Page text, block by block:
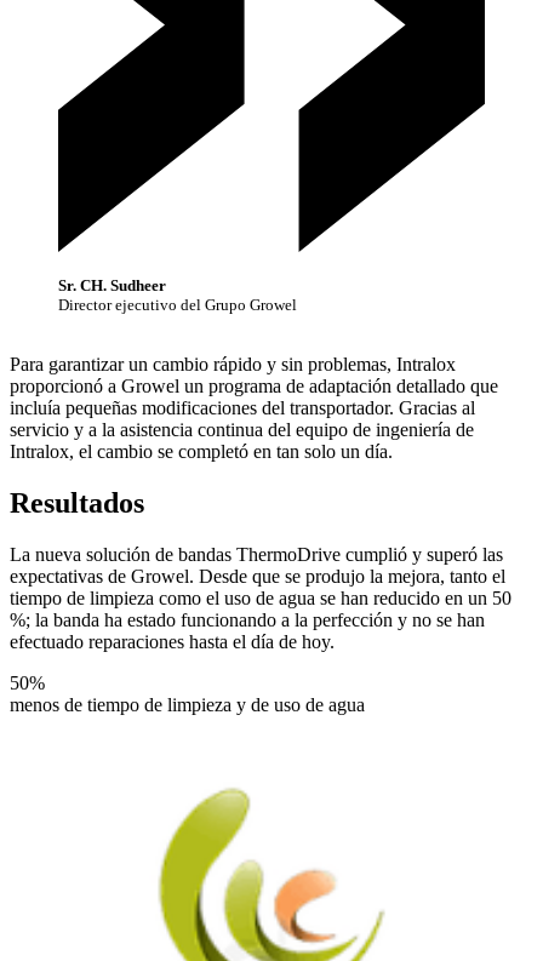
Sr. CH. Sudheer
Director ejecutivo del Grupo Growel
Para garantizar un cambio rápido y sin problemas, Intralox
proporcionó a Growel un programa de adaptación detallado que
incluía pequeñas modificaciones del transportador. Gracias al
servicio y a la asistencia continua del equipo de ingeniería de
Intralox, el cambio se completó en tan solo un día.
Resultados
La nueva solución de bandas ThermoDrive cumplió y superó las
expectativas de Growel. Desde que se produjo la mejora, tanto el
tiempo de limpieza como el uso de agua se han reducido en un 50
%; la banda ha estado funcionando a la perfección y no se han
efectuado reparaciones hasta el día de hoy.
50%
menos de tiempo de limpieza y de uso de agua